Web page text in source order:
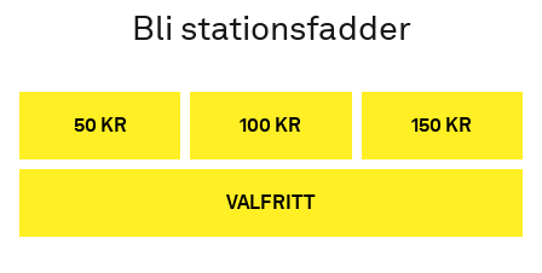
Bli stationsfadder
50 KR 100 KR 150 KR
VALFRITT